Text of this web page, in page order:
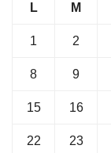
L M
1 2
8 9
15 16
22 23